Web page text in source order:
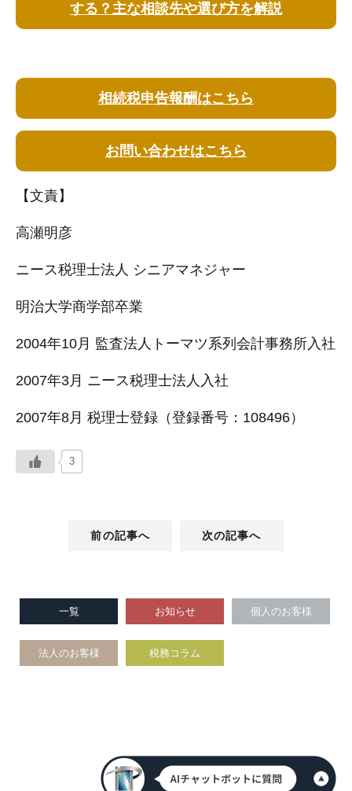
する？主な相談先や選び方を解説
相続税申告報酬はこちら
お問い合わせはこちら
【文責】
高瀬明彦
ニース税理士法人 シニアマネジャー
明治大学商学部卒業
2004年10月 監査法人トーマツ系列会計事務所入社
2007年3月 ニース税理士法人入社
2007年8月 税理士登録（登録番号：108496）
3
前の記事へ 次の記事へ
一覧 お知らせ 個人のお客様
法人のお客様 税務コラム